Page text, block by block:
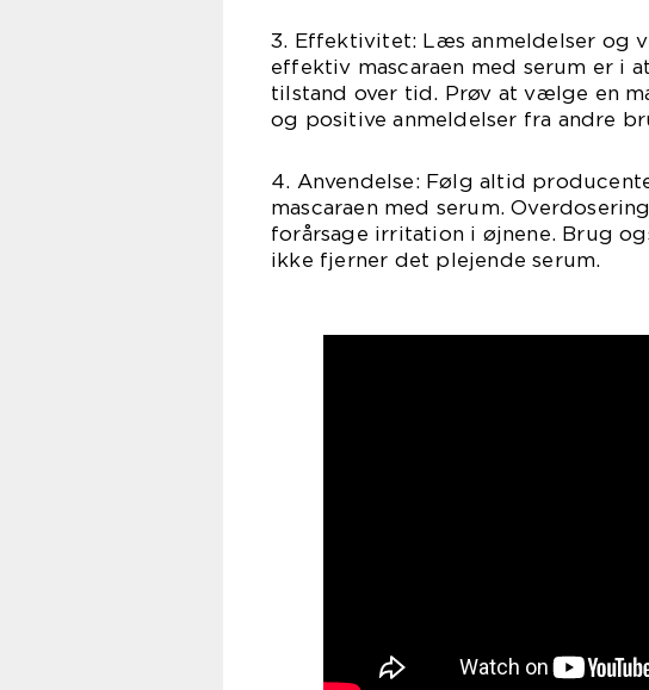
3. Effektivitet: Læs anmeldelser og
effektiv mascaraen med serum er i
tilstand over tid. Prøv at vælge en
og positive anmeldelser fra andre
4. Anvendelse: Følg altid
mascaraen med serum.
forårsage irritation i øjnene. Brug
ikke fjerner det plejende serum.